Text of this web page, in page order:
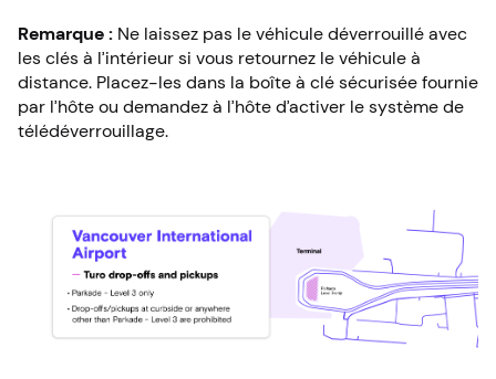
Remarque : Ne laissez pas le véhicule déverrouillé avec
les clés à l’intérieur si vous retournez le véhicule à
distance. Placez-les dans la boîte à clé sécurisée fournie
par l’hôte ou demandez à l’hôte d’activer le système de
télédéverrouillage.